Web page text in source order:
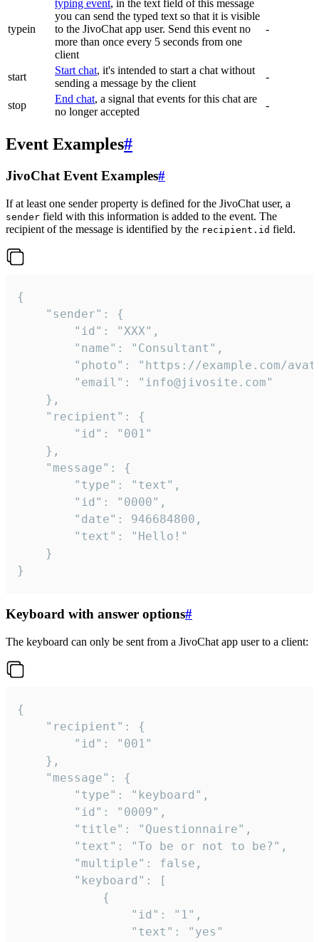
typein
typing event, in the text field of this message
you can send the typed text so that it is visible
to the JivoChat app user. Send this event no
more than once every 5 seconds from one
client
-
start
Start chat, it's intended to start a chat without
sending a message by the client
-
stop
End chat, a signal that events for this chat are
no longer accepted
-
Event Examples#
JivoChat Event Examples#
If at least one sender property is defined for the JivoChat user, a
sender field with this information is added to the event. The
recipient of the message is identified by the recipient.id field.
{
}
Keyboard with answer options#
The keyboard can only be sent from a JivoChat app user to a client:
{